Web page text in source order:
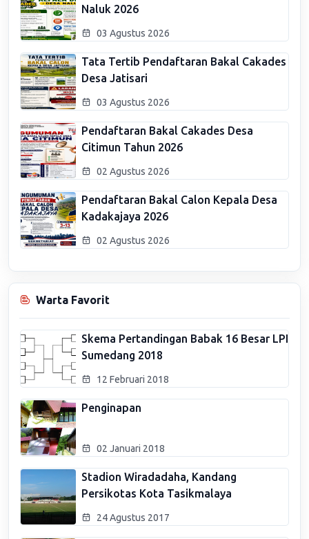
Naluk 2026
03 Agustus 2026
Tata Tertib Pendaftaran Bakal Cakades
Desa Jatisari
03 Agustus 2026
Pendaftaran Bakal Cakades Desa
Citimun Tahun 2026
02 Agustus 2026
Pendaftaran Bakal Calon Kepala Desa
Kadakajaya 2026
02 Agustus 2026
Warta Favorit
Skema Pertandingan Babak 16 Besar LPI
Sumedang 2018
12 Februari 2018
Penginapan
02 Januari 2018
Stadion Wiradadaha, Kandang
Persikotas Kota Tasikmalaya
24 Agustus 2017